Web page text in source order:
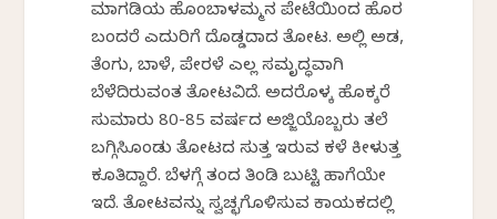
ಮಾಗಡಿಯ ಹೊಂಬಾಳಮ್ಮನ ಪೇಟೆಯಿಂದ ಹೊರ
ಬಂದರೆ ಎದುರಿಗೆ ದೊಡ್ಡದಾದ ತೋಟ. ಅಲ್ಲಿ ಅಡಕೆ,
ತೆಂಗು, ಬಾಳೆ, ಪೇರಳೆ ಎಲ್ಲ ಸಮೃದ್ಧವಾಗಿ
ಬೆಳೆದಿರುವಂತ ತೋಟವಿದೆ. ಅದರೊಳಕ್ಕೆ ಹೊಕ್ಕರೆ
ಸುಮಾರು 80-85 ವರ್ಷದ ಅಜ್ಜಿಯೊಬ್ಬರು ತಲೆ
ಬಗ್ಗಿಸಿಕೊಂಡು ತೋಟದ ಸುತ್ತ ಇರುವ ಕಳೆ ಕೀಳುತ್ತ
ಕೂತಿದ್ದಾರೆ. ಬೆಳಗ್ಗೆ ತಂದ ತಿಂಡಿ ಬುಟ್ಟಿ ಹಾಗೆಯೇ
ಇದೆ. ತೋಟವನ್ನು ಸ್ವಚ್ಛಗೊಳಿಸುವ ಕಾಯಕದಲ್ಲಿ